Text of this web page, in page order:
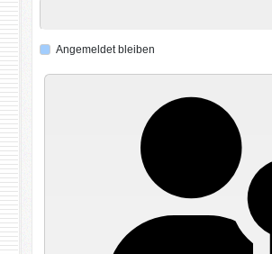
Angemeldet bleiben